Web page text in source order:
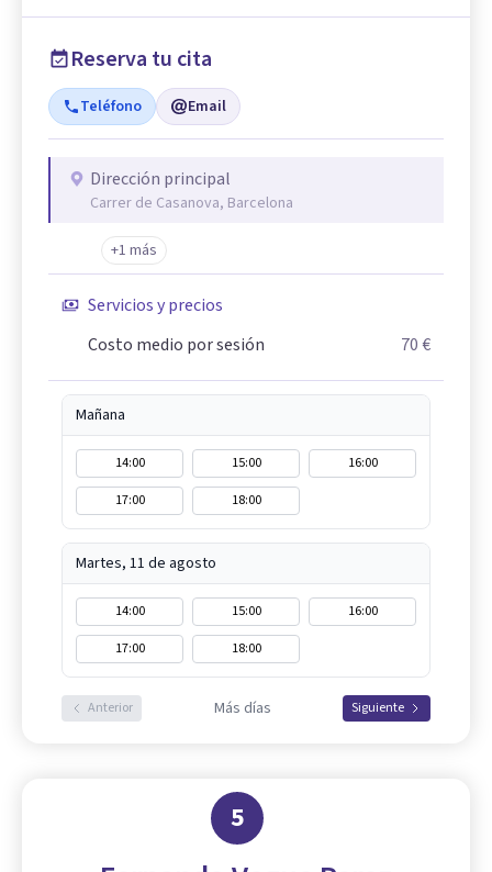
Reserva tu cita
Teléfono Email
Dirección principal
Carrer de Casanova, Barcelona
+1 más
Servicios y precios
Costo medio por sesión
70 €
Mañana
14:00 15:00
16:00
17:00
18:00
Martes, 11 de agosto
14:00 15:00
16:00
17:00
18:00
Anterior Más días Siguiente
5